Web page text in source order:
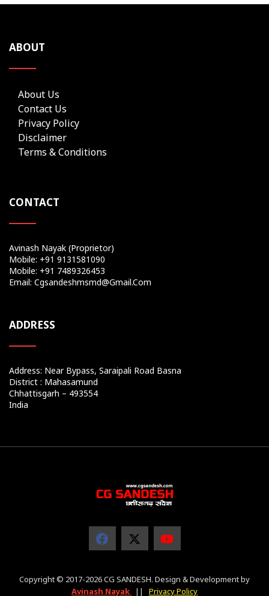
ABOUT
About Us
Contact Us
Privacy Policy
Disclaimer
Terms & Conditions
CONTACT
Avinash Nayak (Proprietor)
Mobile: +91 9131581090
Mobile: +91 7489326453
Email: Cgsandeshmsmd@gmail.com
ADDRESS
Address: Near Bypass, Saraipali Road Basna
District : Mahasamund
Chhattisgarh – 493554
India
Copyright © 2017-2026 CG SANDESH. Design & Development by
Avinash Nayak
|| Privacy Policy